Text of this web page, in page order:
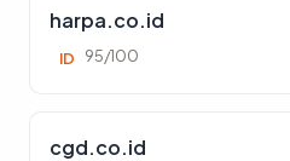
harpa.co.id
ID 95/100
cgd.co.id